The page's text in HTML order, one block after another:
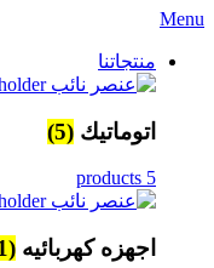
Menu
منتجاتنا
اتوماتيك (5)
5 products
اجهزه كهربائيه (1)